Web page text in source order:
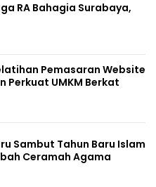
RA Bahagia Surabaya,
Pemasaran Website
Perkuat UMKM Berkat
Sambut Tahun Baru Islam
Ceramah Agama